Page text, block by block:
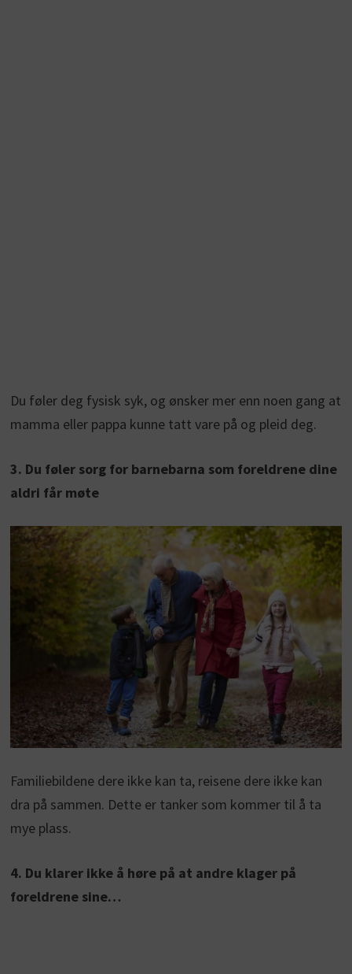
Du føler deg fysisk syk, og ønsker mer enn noen gang at
mamma eller pappa kunne tatt vare på og pleid deg.
3. Du føler sorg for barnebarna som foreldrene dine
aldri får møte
Familiebildene dere ikke kan ta, reisene dere ikke kan
dra på sammen. Dette er tanker som kommer til å ta
mye plass.
4. Du klarer ikke å høre på at andre klager på
foreldrene sine…